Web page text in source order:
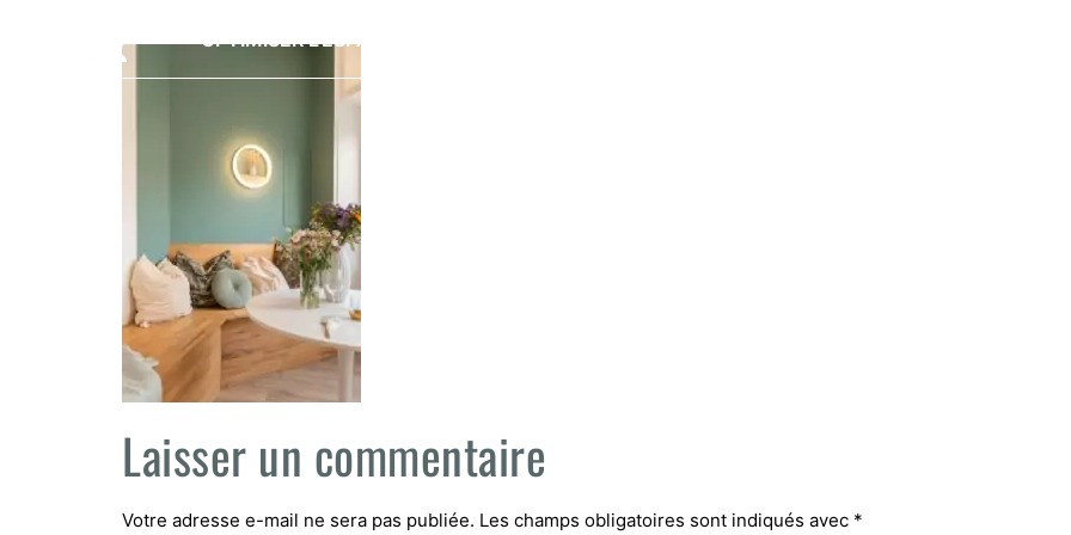
OPTIMISER L’ESPACE
Laisser un commentaire
Votre adresse e-mail ne sera pas publiée. Les champs obligatoires sont indiqués avec *